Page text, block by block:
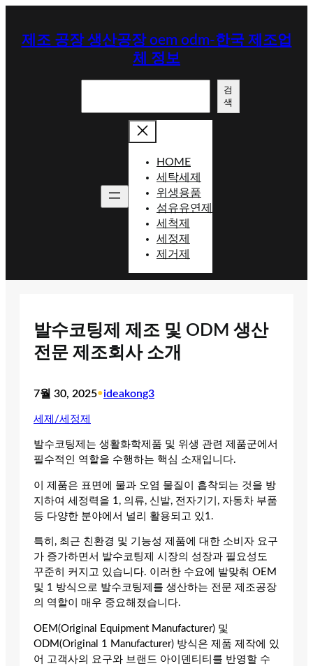
제조 공장 생산공장 oem odm-한국 제조업
체 정보
검
색
HOME
세탁세제
위생용품
섬유유연제
세척제
세정제
제거제
발수코팅제 제조 및 ODM 생산
전문 제조회사 소개
7월 30, 2025•ideakong3
세제/세정제
발수코팅제는 생활화학제품 및 위생 관련 제품군에서
필수적인 역할을 수행하는 핵심 소재입니다.
이 제품은 표면에 물과 오염 물질이 흡착되는 것을 방
지하여 세정력을 1, 의류, 신발, 전자기기, 자동차 부품
등 다양한 분야에서 널리 활용되고 있1.
특히, 최근 친환경 및 기능성 제품에 대한 소비자 요구
가 증가하면서 발수코팅제 시장의 성장과 필요성도
꾸준히 커지고 있습니다. 이러한 수요에 발맞춰 OEM
및 1 방식으로 발수코팅제를 생산하는 전문 제조공장
의 역할이 매우 중요해졌습니다.
OEM(Original Equipment Manufacturer) 및
ODM(Original 1 Manufacturer) 방식은 제품 제작에 있
어 고객사의 요구와 브랜드 아이덴티티를 반영할 수